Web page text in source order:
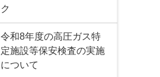
ク
令和8年度の高圧ガス特
定施設等保安検査の実施
について